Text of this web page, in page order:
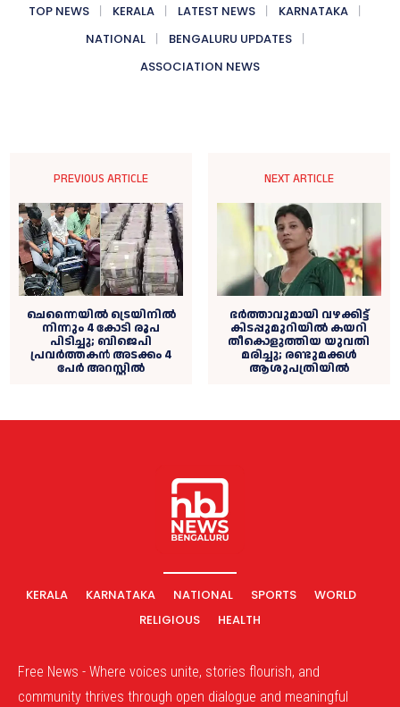
TOP NEWS KERALA LATEST NEWS
KARNATAKA
NATIONAL
BENGALURU UPDATES
ASSOCIATION NEWS
PREVIOUS ARTICLE
ചെന്നൈയിൽ ട്രെയിനിൽ‌
നിന്നും 4 കോടി രൂപ
പിടിച്ചു; ബിജെപി
പ്രവർത്തകൻ അടക്കം 4
പേർ അറസ്റ്റിൽ
NEXT ARTICLE
ഭർത്താവുമായി വഴക്കിട്ട്
കിടപ്പുമുറിയിൽ കയറി
തീകൊളുത്തിയ യുവതി
മരിച്ചു; രണ്ടുമക്കള്‍
ആശുപത്രിയില്‍
KERALA KARNATAKA NATIONAL SPORTS
WORLD
RELIGIOUS
HEALTH
Free News - Where voices unite, stories flourish, and
community thrives through open dialogue and meaningful